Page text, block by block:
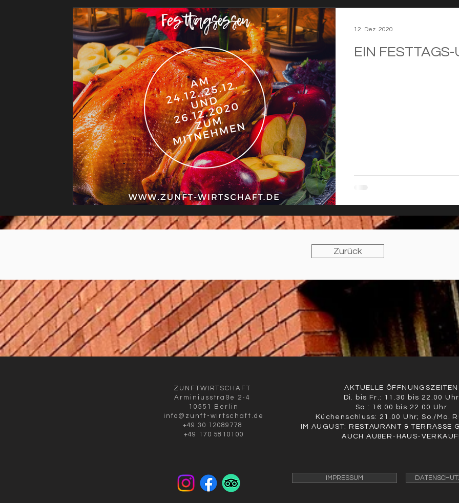
EIN FESTTAGS-
12. Dez. 2020
Zurück
ZUNFTWIRTSCHAFT
Arminiusstraße 2-4
10551 Berlin
info@zunft-wirtschaft.de
+49 30 12089778
+49 170 5810100
AKTUELLE ÖFFNUNGSZEITEN
Di. bis Fr.: 11.30 bis 22.00 Uhr
Sa.: 16.00 bis 22.00 Uhr
Küchenschluss: 21.00 Uhr; So./Mo.
IM AUGUST:
RESTAURANT & TERRASSE
AUCH AUßER-HAUS-VERKAUF!
IMPRESSUM